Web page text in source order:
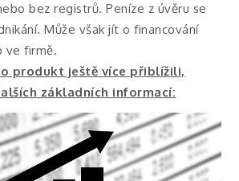
bez registrů. Peníze z úvěru se
Může však jít o financování
ve firmě.
produkt ještě více přiblížili,
základních informací: